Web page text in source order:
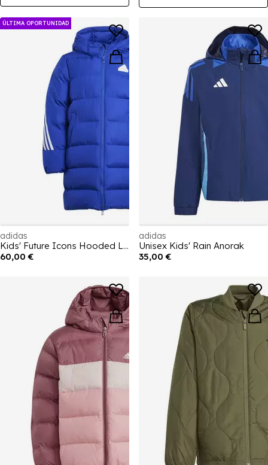
ÚLTIMA OPORTUNIDAD
adidas
Kids' Future Icons Hooded Long Sleeve Puffer Jacket
60,00 €
adidas
Unisex Kids' Rain Anorak
35,00 €